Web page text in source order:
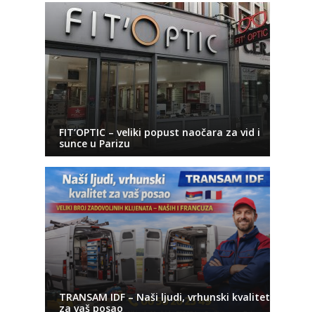
FIT’OPTIC – veliki popust naočara za vid i
sunce u Parizu
TRANSAM IDF – Naši ljudi, vrhunski kvalitet
za vaš posao